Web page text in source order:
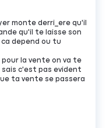
monte derri_ere qu'il
qu'il te laisse son
depend ou tu
la vente on va te
c'est pas evident
ta vente se passera